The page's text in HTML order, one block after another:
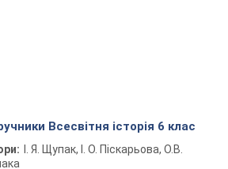
Всесвітня історія 6 клас
І. Я. Щупак, І. О. Піскарьова, О.В.